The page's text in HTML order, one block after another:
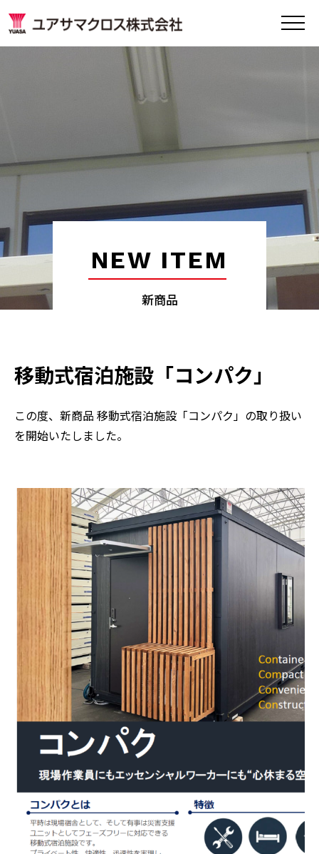
NEW ITEM
新商品
移動式宿泊施設「コンパク」
この度、新商品 移動式宿泊施設「コンパク」の取り扱い
を開始いたしました。